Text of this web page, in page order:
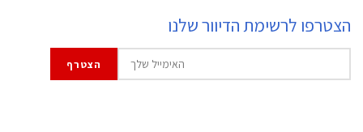
הצטרפו לרשימת הדיוור שלנו